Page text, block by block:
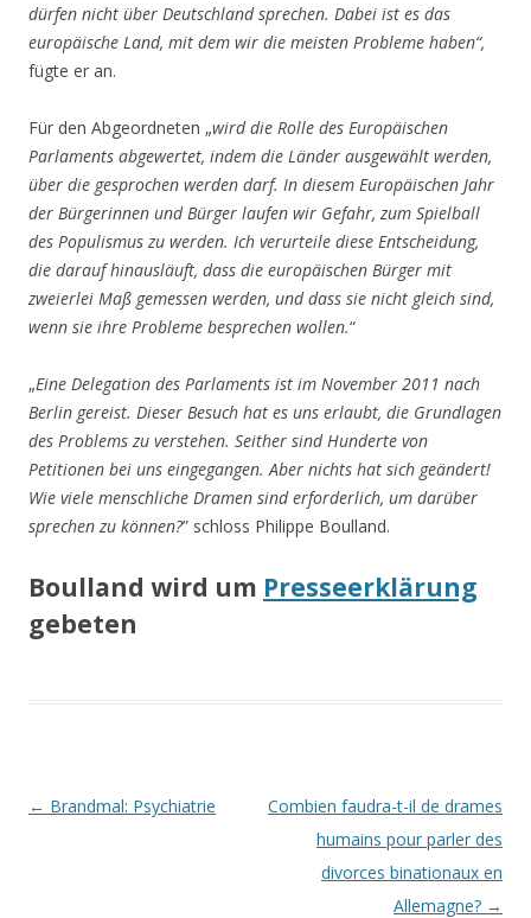
dürfen nicht über Deutschland sprechen. Dabei ist es das
europäische Land, mit dem wir die meisten Probleme haben“,
fügte er an.
Für den Abgeordneten „wird die Rolle des Europäischen
Parlaments abgewertet, indem die Länder ausgewählt werden,
über die gesprochen werden darf. In diesem Europäischen Jahr
der Bürgerinnen und Bürger laufen wir Gefahr, zum Spielball
des Populismus zu werden. Ich verurteile diese Entscheidung,
die darauf hinausläuft, dass die europäischen Bürger mit
zweierlei Maß gemessen werden, und dass sie nicht gleich sind,
wenn sie ihre Probleme besprechen wollen.“
„Eine Delegation des Parlaments ist im November 2011 nach
Berlin gereist. Dieser Besuch hat es uns erlaubt, die Grundlagen
des Problems zu verstehen. Seither sind Hunderte von
Petitionen bei uns eingegangen. Aber nichts hat sich geändert!
Wie viele menschliche Dramen sind erforderlich, um darüber
sprechen zu können?” schloss Philippe Boulland.
Boulland wird um Presseerklärung
gebeten
Beitrags-
← Brandmal: Psychiatrie
Combien faudra-t-il de drames
humains pour parler des
divorces binationaux en
Allemagne? →